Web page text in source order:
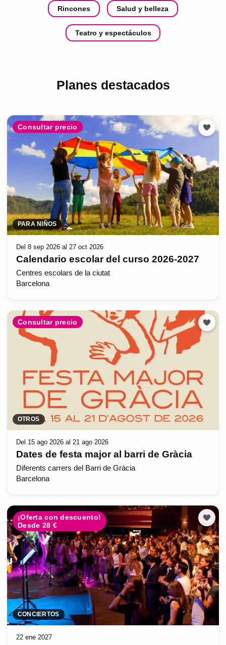
Rincones Salud y belleza
Teatro y espectáculos
Planes destacados
Consultar precio
PARA NIÑOS
Del 8 sep 2026 al 27 oct 2026
Calendario escolar del curso 2026-2027
Centres escolars de la ciutat
Barcelona
Consultar precio
OTROS
Del 15 ago 2026 al 21 ago 2026
Dates de festa major al barri de Gràcia
Diferents carrers del Barri de Gràcia
Barcelona
¡Oferta con descuento!
Desde 28 €
CONCIERTOS
22 ene 2027